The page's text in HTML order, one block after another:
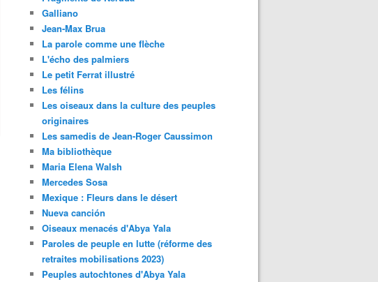
Galliano
Jean-Max Brua
La parole comme une flèche
L'écho des palmiers
Le petit Ferrat illustré
Les félins
Les oiseaux dans la culture des peuples
originaires
Les samedis de Jean-Roger Caussimon
Ma bibliothèque
Maria Elena Walsh
Mercedes Sosa
Mexique : Fleurs dans le désert
Nueva canción
Oiseaux menacés d'Abya Yala
Paroles de peuple en lutte (réforme des
retraites mobilisations 2023)
Peuples autochtones d'Abya Yala